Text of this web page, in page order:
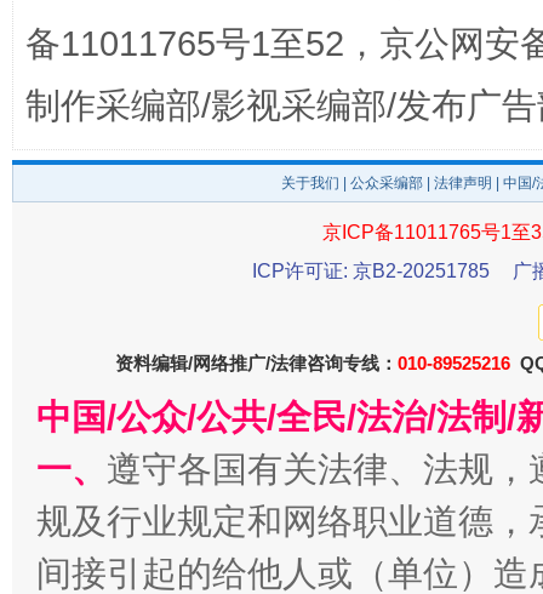
备11011765号1至52，京公网安
制作采编部/影视采编部/发布广
关于我们 公众采编部 法律声明 | 中国
京ICP备11011765号1至
ICP许可证: 京B2-20251785
广
资料编辑/网络推广/法律咨询专线： 010-89525216
中国/公众/公共/全民/法治/法制/
一、 遵守各国有关法律、法规
规及行业规定和网络职业道德
间接引起的给他人或（单位）